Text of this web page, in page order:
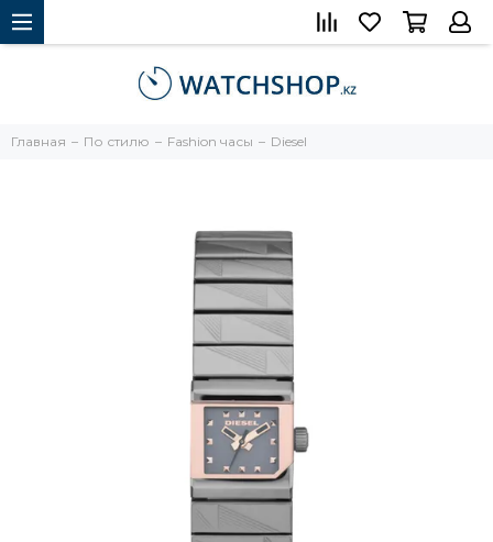
Главная По стилю Fashion часы Diesel